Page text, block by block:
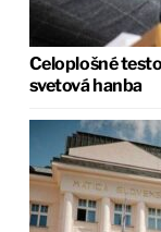
Celoplošné
svetová hanba